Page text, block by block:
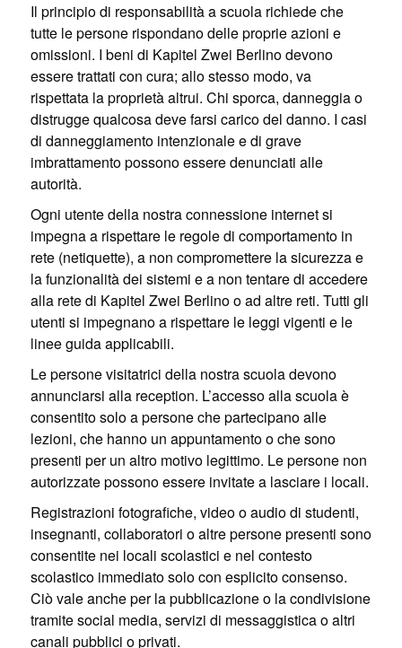
Il principio di responsabilità a scuola richiede che
tutte le persone rispondano delle proprie azioni e
omissioni. I beni di Kapitel Zwei Berlino devono
essere trattati con cura; allo stesso modo, va
rispettata la proprietà altrui. Chi sporca, danneggia o
distrugge qualcosa deve farsi carico del danno. I casi
di danneggiamento intenzionale e di grave
imbrattamento possono essere denunciati alle
autorità.
Ogni utente della nostra connessione internet si
impegna a rispettare le regole di comportamento in
rete (netiquette), a non compromettere la sicurezza e
la funzionalità dei sistemi e a non tentare di accedere
alla rete di Kapitel Zwei Berlino o ad altre reti. Tutti gli
utenti si impegnano a rispettare le leggi vigenti e le
linee guida applicabili.
Le persone visitatrici della nostra scuola devono
annunciarsi alla reception. L’accesso alla scuola è
consentito solo a persone che partecipano alle
lezioni, che hanno un appuntamento o che sono
presenti per un altro motivo legittimo. Le persone non
autorizzate possono essere invitate a lasciare i locali.
Registrazioni fotografiche, video o audio di studenti,
insegnanti, collaboratori o altre persone presenti sono
consentite nei locali scolastici e nel contesto
scolastico immediato solo con esplicito consenso.
Ciò vale anche per la pubblicazione o la condivisione
tramite social media, servizi di messaggistica o altri
canali pubblici o privati.